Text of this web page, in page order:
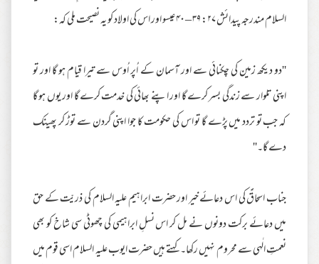
السلام مندرجہ پیدائش ۲۷: ۳۹ – ۴۰ عیسو اور اس کی اولاد کو یہ نصیحت ملی کہ:
''دو دیکھ زمین کی چکنائی سے اور آسمان کے اُپر اُوس سے تیرا قیام ہو گا اور تو
اپنی تلوار سے زندگی بسر کرے گا اور اپنے بھائی کی خدمت کرے گا اور یوں ہو گا
کہ جب تو تردد میں پڑے گا تو اس کی حکومت کا جوا اپنی گردن سے توڑ کر پھینک
دے گا۔''
جناب اسحاقؑ کی اس دعائے خیر اور حضرت ابراہیم علیہ السلام کی ذریّت کے حق
میں دعائے برکت دونوں نے مل کر اس نسلِ ابراہیمی کی چھوٹی سی شاخ کو بھی
نعمتِ الٰہی سے محروم نہیں رکھا۔ کہتے ہیں حضرت ایوب علیہ السلام اسی قوم میں